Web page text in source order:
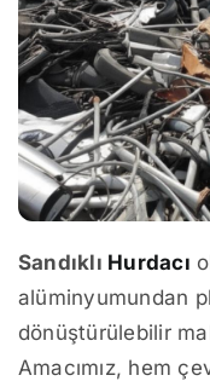
Sandıklı Hurdacı
alüminyumundan
dönüştürülebilir
Amacımız, hem